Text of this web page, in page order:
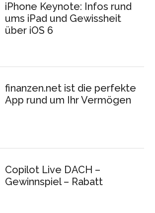
iPhone Keynote: Infos rund
ums iPad und Gewissheit
über iOS 6
finanzen.net ist die perfekte
App rund um Ihr Vermögen
Copilot Live DACH –
Gewinnspiel – Rabatt